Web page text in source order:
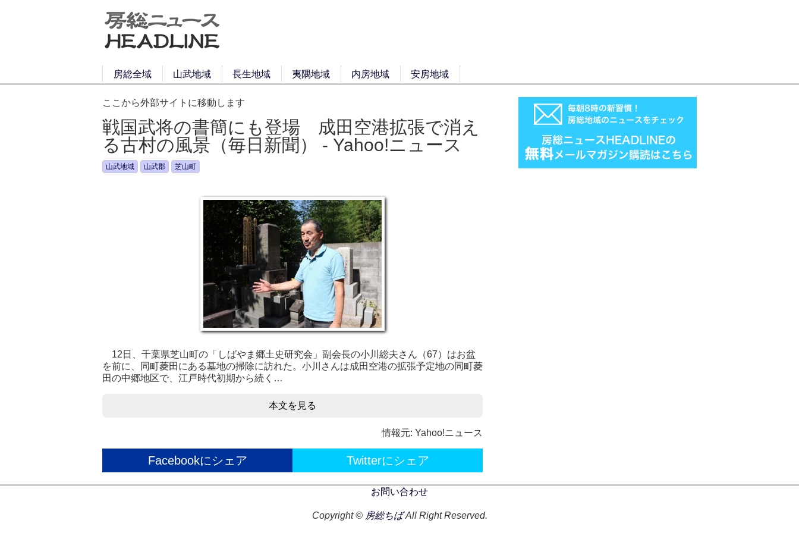
房総全域 山武地域 長生地域 夷隅地域 内房地域 安房地域
ここから外部サイトに移動します
戦国武将の書簡にも登場 成田空港拡張で消え
る古村の風景（毎日新聞） - Yahoo!ニュース
山武地域 山武郡 芝山町
12日、千葉県芝山町の「しばやま郷土史研究会」副会長の小川総夫さん（67）はお盆
を前に、同町菱田にある墓地の掃除に訪れた。小川さんは成田空港の拡張予定地の同町菱
田の中郷地区で、江戸時代初期から続く…
本文を見る
情報元: Yahoo!ニュース
Facebookにシェア Twitterにシェア
お問い合わせ
Copyright © 房総ちばAll Right Reserved.